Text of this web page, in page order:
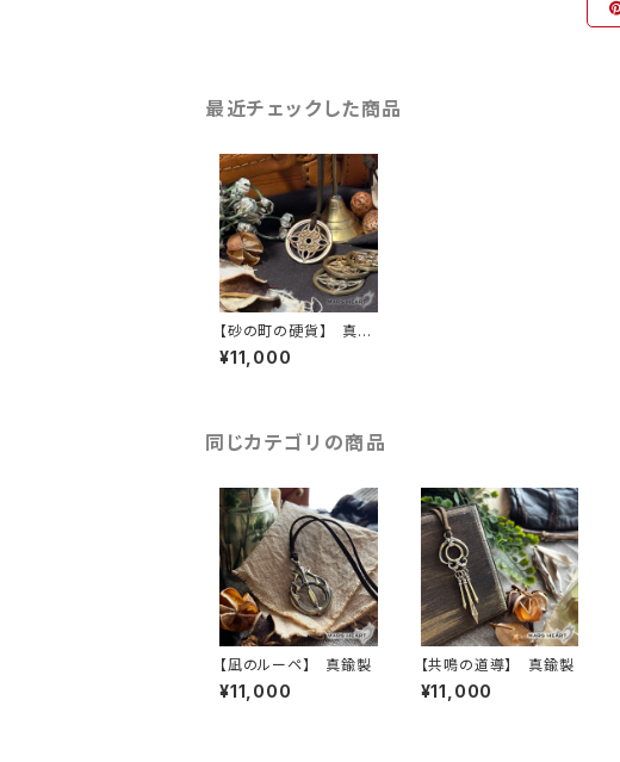
最近チェックした商品
【砂の町の硬貨】 真鍮
製
¥11,000
同じカテゴリの商品
【凪のルーペ】 真鍮製
¥11,000
【共鳴の道導】 真鍮製
¥11,000